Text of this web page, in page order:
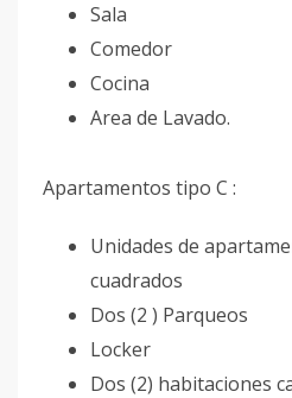
Sala
Comedor
Cocina
Area de Lavado.
Apartamentos tipo C :
Unidades de
cuadrados
Dos (2 ) Parqueos
Locker
Dos (2) habitaciones